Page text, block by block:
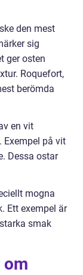
den mest
sig
ger osten
Roquefort,
berömda
en vit
Exempel på vit
Dessa ostar
mogna
Ett exempel är
smak
om